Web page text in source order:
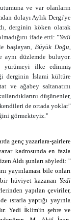
ve var olanların
dolayı Aylık Dergi'ye
derginin köken olarak
ifade etti: "Yedi
başlayan, Büyük Doğu,
aynı düzlemde buluyor.
yürümeyi ilke edinmiş
derginin İslami kültüre
ve ağabey saltanatını
düşünenler,
kendileri de ortada yoklar"
görmekteyiz."
genç yazarlara-şairlere
kadrosunda en fazla
Aldı şunları söyledi: "
yayınlaması bile onları
hüviyet kazanan Yedi
yapılan çeviriler,
ısrarla yaptığı yayınla
Yedi İklim'in şehre ve